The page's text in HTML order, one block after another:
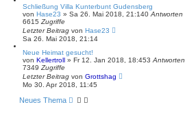
Schließung Villa Kunterbunt Gudensberg
von Hase23 » Sa 26. Mai 2018, 21:140 Antworten
6615 Zugriffe
Letzter Beitrag von Hase23
Sa 26. Mai 2018, 21:14
Neue Heimat gesucht!
von Kellertroll » Fr 12. Jan 2018, 18:453 Antworten
7349 Zugriffe
Letzter Beitrag von Grottshag
Mo 30. Apr 2018, 11:45
Neues Thema